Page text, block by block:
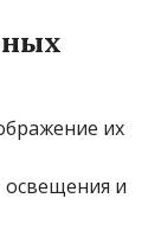
их
и